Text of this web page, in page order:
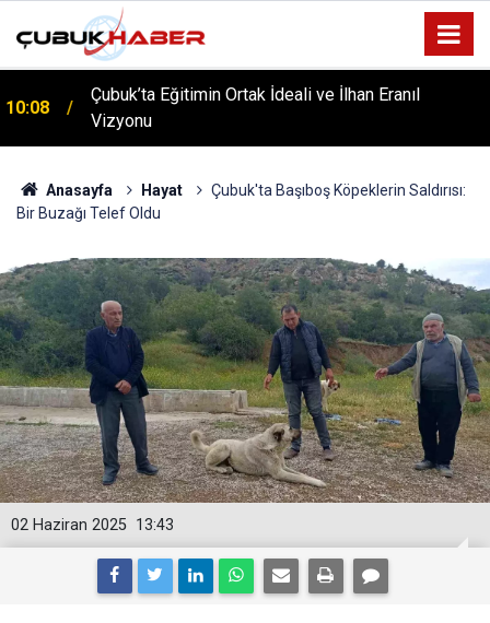
12:06
ÇUBUK’TA ‘YAZA MERHABA’ COŞKUSU: Kursiyerler
Gönüllerince Eğlendi!
Anasayfa Hayat
Çubuk'ta Başıboş Köpeklerin Saldırısı:
Bir Buzağı Telef Oldu
13:43
02 Haziran 2025